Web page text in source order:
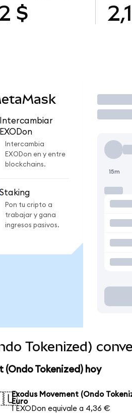
$
Intercambia
EXODon en y entre
blockchains.
Staking
Pon tu cripto a
trabajar y gana
ingresos pasivos.
15m
Tokenized)
(Ondo Tokenized) hoy
Exodus Movement (Ondo
Euro
1 EXODon equivale a 4,36 €